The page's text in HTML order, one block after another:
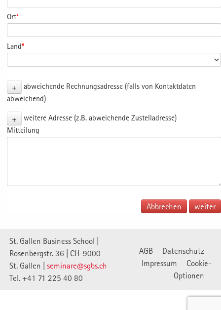
Ort*
Land*
+
abweichende Rechnungsadresse (falls von Kontaktdaten
abweichend)
+
weitere Adresse (z.B. abweichende Zustelladresse)
Mitteilung
Abbrechen
St. Gallen Business School |
Rosenbergstr. 36 | CH-9000
St. Gallen | seminare@sgbs.ch
Tel. +41 71 225 40 80
AGB
Datenschutz
Impressum
Cookie-
Optionen